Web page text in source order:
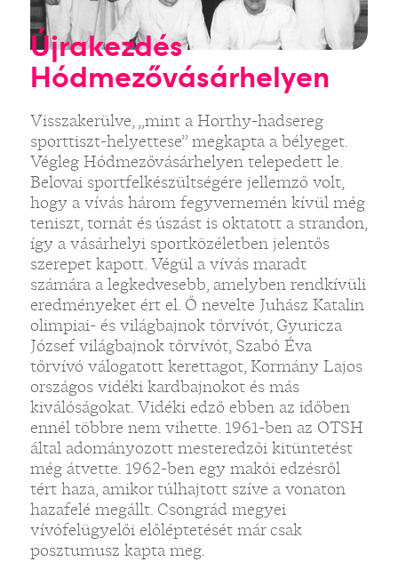
Újrakezdés
Hódmezővásárhelyen
Visszakerülve, „mint a Horthy-hadsereg
sporttiszt-helyettese” megkapta a bélyeget.
Végleg Hódmezővásárhelyen telepedett le.
Belovai sportfelkészültségére jellemző volt,
hogy a vívás három fegyvernemén kívül még
teniszt, tornát és úszást is oktatott a strandon,
így a vásárhelyi sportközéletben jelentős
szerepet kapott. Végül a vívás maradt
számára a legkedvesebb, amelyben rendkívüli
eredményeket ért el. Ő nevelte Juhász Katalin
olimpiai- és világbajnok tőrvívót, Gyuricza
József világbajnok tőrvívót, Szabó Éva
tőrvívó válogatott kerettagot, Kormány Lajos
országos vidéki kardbajnokot és más
kiválóságokat. Vidéki edző ebben az időben
ennél többre nem vihette. 1961-ben az OTSH
által adományozott mesteredzői kitüntetést
még átvette. 1962-ben egy makói edzésről
tért haza, amikor túlhajtott szíve a vonaton
hazafelé megállt. Csongrád megyei
vívófelügyelői előléptetését már csak
posztumusz kapta meg.